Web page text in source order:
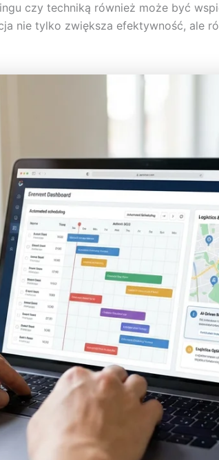
czy techniką również może być
nie tylko zwiększa efektywność, ale